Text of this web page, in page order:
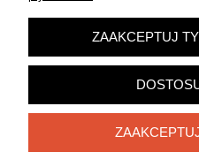
POKAŻ PEŁNĄ
Sklep
ZAAKCEPTUJ